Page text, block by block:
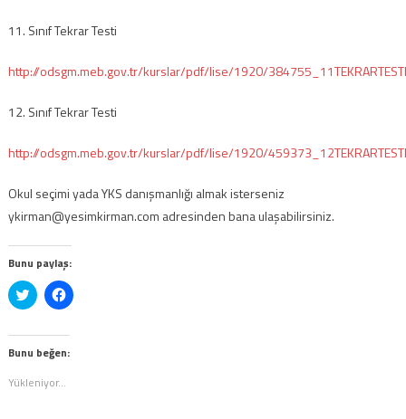
11. Sınıf Tekrar Testi
http://odsgm.meb.gov.tr/kurslar/pdf/lise/1920/
12. Sınıf Tekrar Testi
http://odsgm.meb.gov.tr/kurslar/pdf/lise/1920/
Okul seçimi yada YKS danışmanlığı almak isterseniz
ykirman@yesimkirman.com adresinden bana ulaşabilirsiniz.
Bunu paylaş:
Twitter
üzerinde
tıklayın
(Yeni
pencerede
Facebook'ta
paylaşmak
(Yeni
pencerede
Bunu beğen:
Yükleniyor...